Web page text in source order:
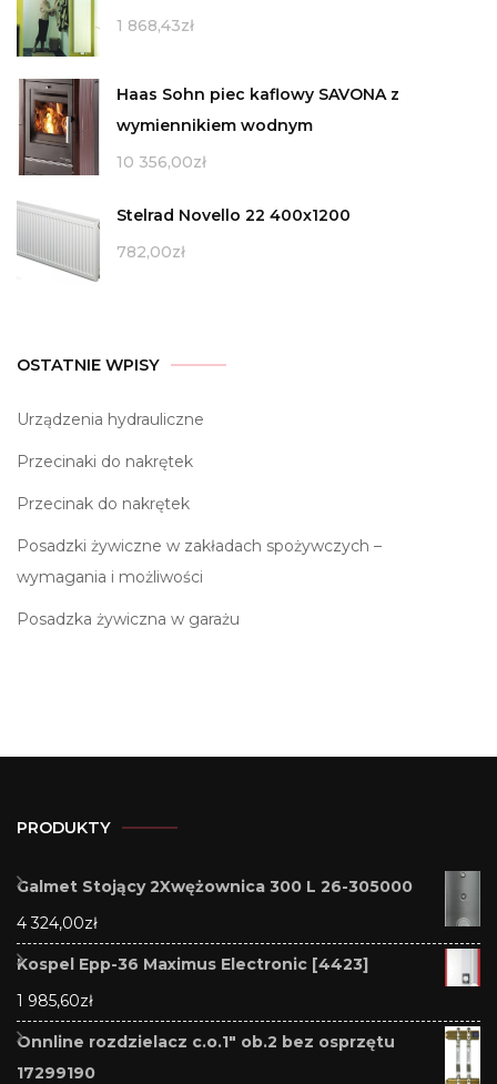
1 868,43zł
Haas Sohn piec kaflowy SAVONA z
wymiennikiem wodnym
10 356,00zł
Stelrad Novello 22 400x1200
782,00zł
OSTATNIE WPISY
Urządzenia hydrauliczne
Przecinaki do nakrętek
Przecinak do nakrętek
Posadzki żywiczne w zakładach spożywczych –
wymagania i możliwości
Posadzka żywiczna w garażu
PRODUKTY
Galmet Stojący 2Xwężownica 300 L 26-305000
4 324,00zł
Kospel Epp-36 Maximus Electronic [4423]
1 985,60zł
Onnline rozdzielacz c.o.1" ob.2 bez osprzętu
17299190